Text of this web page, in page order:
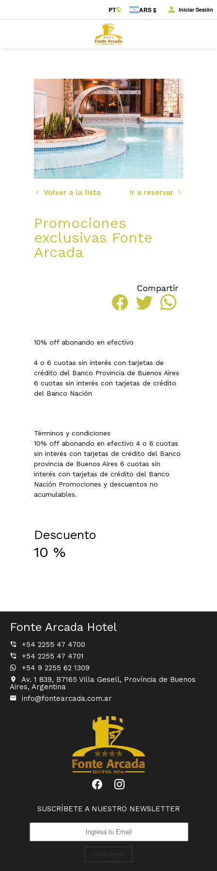
PT ARS $ Iniciar Sesión
Volver a la lista Ir a reservar
Promociones
exclusivas Fonte
Arcada
Compartir
10% off abonando en efectivo
4 o 6 cuotas sin interés con tarjetas de
crédito del Banco Provincia de Buenos Aires
6 cuotas sin interés con tarjetas de crédito
del Banco Nación
Términos y condiciones
10% off abonando en efectivo 4 o 6 cuotas
sin interés con tarjetas de crédito del Banco
provincia de Buenos Aires 6 cuotas sin
interés con tarjetas de crédito del Banco
Nación Promociones y descuentos no
acumulables.
Descuento
10 %
Fonte Arcada Hotel
+54 2255 47 4700
+54 2255 47 4701
+54 9 2255 62 1309
Av. 1 839, B7165 Villa Gesell, Província de Buenos
Aires, Argentina
info@fontearcada.com.ar
SUSCRÍBETE A NUESTRO NEWSLETTER